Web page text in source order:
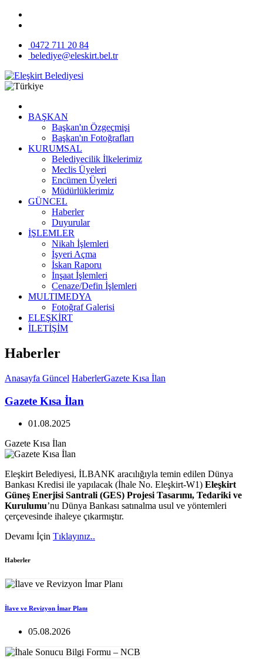
0472 711 20 84
belediye@eleskirt.bel.tr
BAŞKAN
Başkan'ın Özgeçmişi
Başkan'ın Fotoğrafları
KURUMSAL
Belediyecilik İlkelerimiz
Meclis Üyeleri
Encümen Üyeleri
Müdürlüklerimiz
GÜNCEL
Haberler
Duyurular
İŞLEMLER
Nikah İşlemleri
İşyeri Açma
İskan Raporu
İnşaat İşlemleri
Cenaze/Defin İşlemleri
MULTIMEDYA
Fotoğraf Galerisi
ELEŞKİRT
İLETİŞİM
Haberler
Anasayfa Güncel HaberlerGazete Kısa İlan
Gazete Kısa İlan
01.08.2025
Gazete Kısa İlan
Eleşkirt Belediyesi, İLBANK aracılığıyla temin edilen Dünya
Bankası Kredisi ile yapılacak (İhale No. Eleşkirt-W1) Eleşkirt
Güneş Enerjisi Santrali (GES) Projesi Tasarımı, Tedariki ve
Kurulumu’nu Dünya Bankası satınalma usul ve yöntemleri
çerçevesinde ihaleye çıkarmıştır.
Devamı İçin Tıklayınız..
Haberler
İlave ve Revizyon İmar Planı
05.08.2026